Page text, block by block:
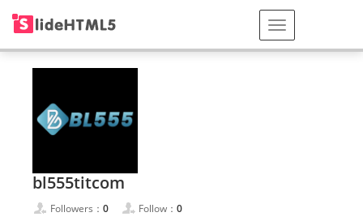
bl555titcom
Followers： 0 Follow： 0